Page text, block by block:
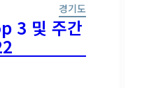
경기도
3 및 주간